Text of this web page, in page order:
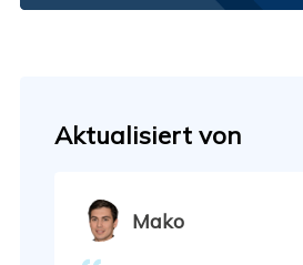
Aktualisiert von
Mako